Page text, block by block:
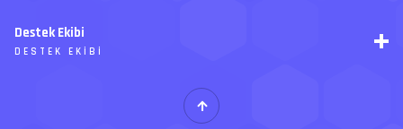
Forum Yönetimi
Forumları Okundu Kabul Et
Paketler
Özel tema
Destek Ekibi
DESTEK EKIBI